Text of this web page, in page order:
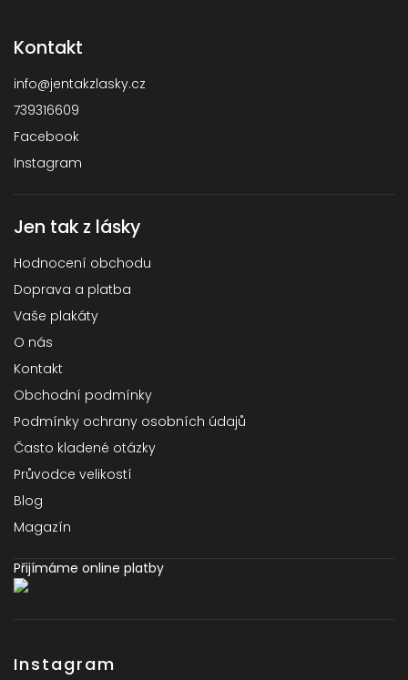
Kontakt
info@jentakzlasky.cz
739316609
Facebook
Instagram
Jen tak z lásky
Hodnocení obchodu
Doprava a platba
Vaše plakáty
O nás
Kontakt
Obchodní podmínky
Podmínky ochrany osobních údajů
Často kladené otázky
Průvodce velikostí
Blog
Magazín
Přijímáme online platby
Instagram